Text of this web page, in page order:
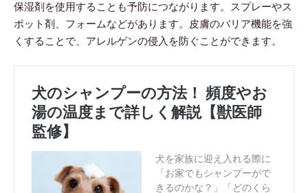
保湿剤を使用することも予防につながります。スプレーやス
ポット剤、フォームなどがあります。皮膚のバリア機能を強
くすることで、アレルゲンの侵入を防ぐことができます。